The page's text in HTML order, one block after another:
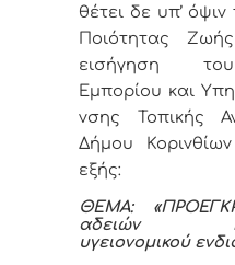
θέτει δε υπ’
Ποιότητας
εισήγηση
Εμπορίου και
νσης Τοπικής
Δήμου
εξής:
ΘΕΜΑ: «
αδειών
υγειονομικού